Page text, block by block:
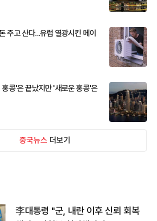
주고 산다...유럽 열광시킨 메이
콩'은 끝났지만 '새로운 홍콩'은
중국뉴스 더보기
李대통령 "군, 내란 이후 신뢰 회복